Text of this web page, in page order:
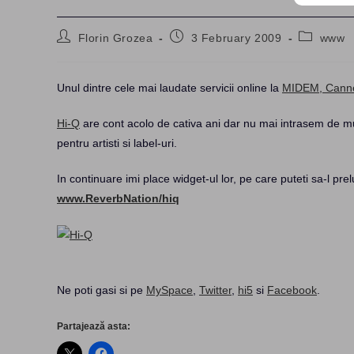
PostFlorin Grozea
Post3 February 2009
Postwww
Unul dintre cele mai laudate servicii online la MIDEM,
Hi-Q are cont acolo de cativa ani dar nu mai intrasem de
pentru artisti si label-uri.
In continuare imi place widget-ul lor, pe care puteti sa-l
www.ReverbNation/hiq
Ne poti gasi si pe MySpace Twitter, hi5 si Facebook
Partajează asta: